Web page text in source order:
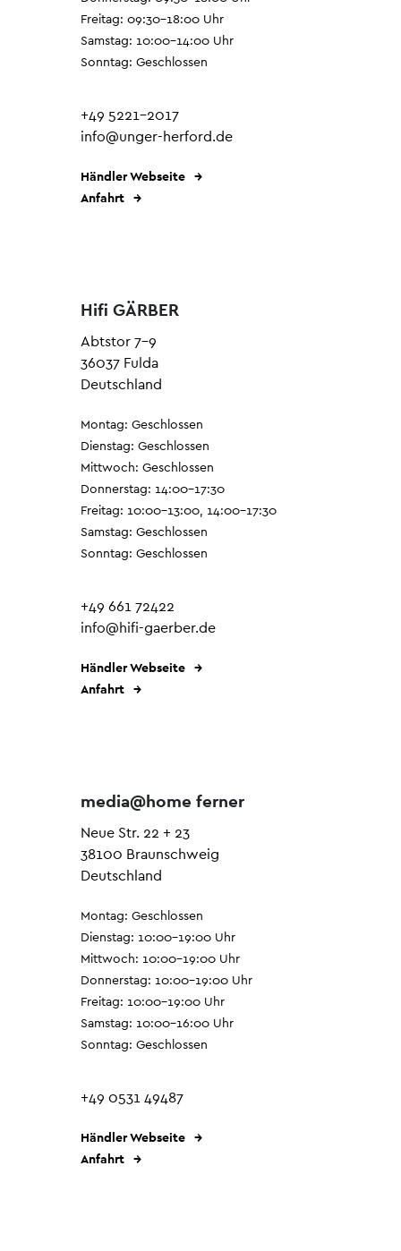
Freitag: 09:30–18:00 Uhr
Samstag: 10:00–14:00 Uhr
Sonntag: Geschlossen
+49 5221-2017
info@unger-herford.de
Händler Webseite
Anfahrt
Hifi GÄRBER
Abtstor 7-9
36037 Fulda
Deutschland
Montag: Geschlossen
Dienstag: Geschlossen
Mittwoch: Geschlossen
Donnerstag: 14:00–17:30
Freitag: 10:00–13:00, 14:00–17:30
Samstag: Geschlossen
Sonntag: Geschlossen
+49 661 72422
info@hifi-gaerber.de
Händler Webseite
Anfahrt
media@home ferner
Neue Str. 22 + 23
38100 Braunschweig
Deutschland
Montag: Geschlossen
Dienstag: 10:00–19:00 Uhr
Mittwoch: 10:00–19:00 Uhr
Donnerstag: 10:00–19:00 Uhr
Freitag: 10:00–19:00 Uhr
Samstag: 10:00–16:00 Uhr
Sonntag: Geschlossen
+49 0531 49487
Händler Webseite
Anfahrt